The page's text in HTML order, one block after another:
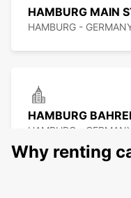
HAMBURG MAIN
HAMBURG -
HAMBURG
HAMBURG -
Why renting